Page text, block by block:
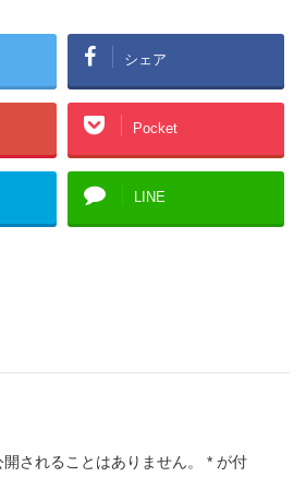
シェア
Pocket
LINE
されることはありません。 * が付